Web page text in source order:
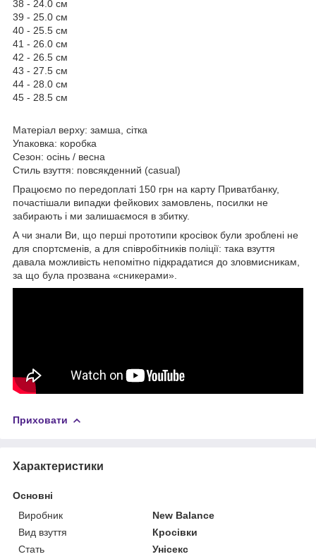
38 - 24.0 см
39 - 25.0 см
40 - 25.5 см
41 - 26.0 см
42 - 26.5 см
43 - 27.5 см
44 - 28.0 см
45 - 28.5 см
Матеріал верху: замша, сітка
Упаковка: коробка
Сезон: осінь / весна
Стиль взуття: повсякденний (casual)
Працюємо по передоплаті 150 грн на карту Приватбанку,
почастішали випадки фейкових замовлень, посилки не
забирають і ми залишаємося в збитку.
А чи знали Ви, що перші прототипи кросівок були зроблені не
для спортсменів, а для співробітників поліції: така взуття
давала можливість непомітно підкрадатися до зловмисникам,
за що була прозвана «сникерами».
Приховати
Характеристики
Основні
Виробник
New Balance
Вид взуття
Кросівки
Стать
Унісекс